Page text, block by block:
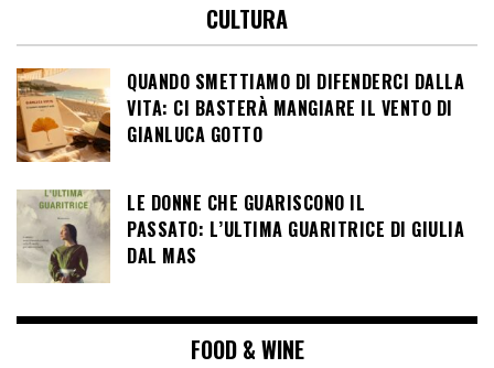
CULTURA
QUANDO SMETTIAMO DI DIFENDERCI DALLA
VITA: CI BASTERÀ MANGIARE IL VENTO DI
GIANLUCA GOTTO
LE DONNE CHE GUARISCONO IL
PASSATO: L’ULTIMA GUARITRICE DI GIULIA
DAL MAS
FOOD & WINE